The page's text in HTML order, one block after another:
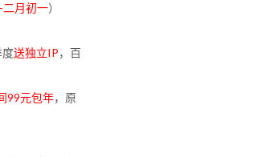
二月初一）
度送独立IP，百
99元包年，原